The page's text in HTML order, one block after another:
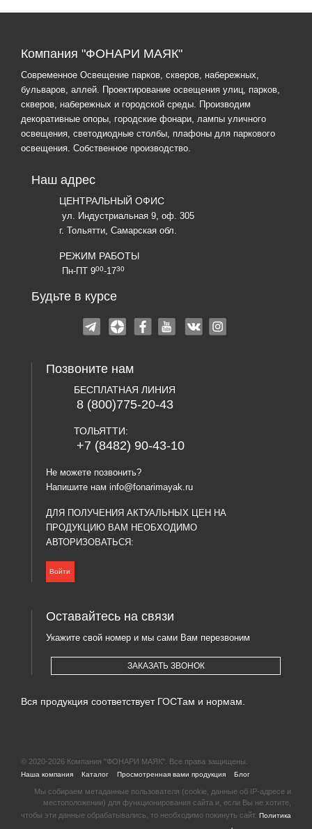
Компания "ФОНАРИ МАЯК"
Современное Освещение парков, скверов, набережных,
бульваров, аллей. Проектирование освещения улиц, парков,
скверов, набережных и городской среды. Производим
декоративные опоры, городские фонари, лампы уличного
освещения, светодиодные столбы, плафоны для паркового
освещения. Собственное производство.
Наш адрес
ЦЕНТРАЛЬНЫЙ ОФИС
ул. Индустриальная 9, оф. 305
г. Тольятти, Самарская обл.
РЕЖИМ РАБОТЫ
Пн-ПТ 900-1730
Будьте в курсе
Позвоните нам
БЕСПЛАТНАЯ ЛИНИЯ
8 (800)775-20-43
ТОЛЬЯТТИ:
+7 (8482) 90-43-10
Не можете позвонить?
Напишите нам info@fonarimayak.ru
ДЛЯ ПОЛУЧЕНИЯ АКТУАЛЬНЫХ ЦЕН НА
ПРОДУКЦИЮ ВАМ НЕОБХОДИМО
АВТОРИЗОВАТЬСЯ:
Войти
Оставайтесь на связи
Укажите свой номер и мы сами Вам перезвоним
ЗАКАЗАТЬ ЗВОНОК
Вся продукция соответствует ГОСТам и нормам.
© 2020-2026 Компания "ФОНАРИ МАЯК". Все права защищены.
Наша компания Каталог Просмотренная вами продукция Блог
Мы собираем метаданные пользователя (cookie, данные об IP-адресе и
местоположении) для функционирования сайта и, если Вы не хотите,
чтобы эти данные обрабатывались, то необходимо покинуть сайт. Политика